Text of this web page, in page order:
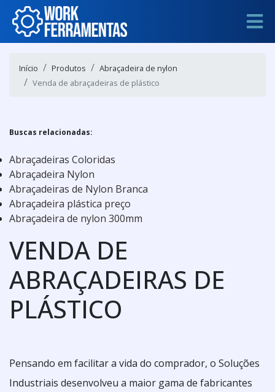
Início Produtos
Abraçadeira de nylon
Venda de abraçadeiras de plástico
Buscas relacionadas:
Abraçadeiras Coloridas
Abraçadeira Nylon
Abraçadeiras de Nylon Branca
Abraçadeira plástica preço
Abraçadeira de nylon 300mm
VENDA DE
ABRAÇADEIRAS DE
PLÁSTICO
Pensando em facilitar a vida do comprador, o Soluções
Industriais desenvolveu a maior gama de fabricantes